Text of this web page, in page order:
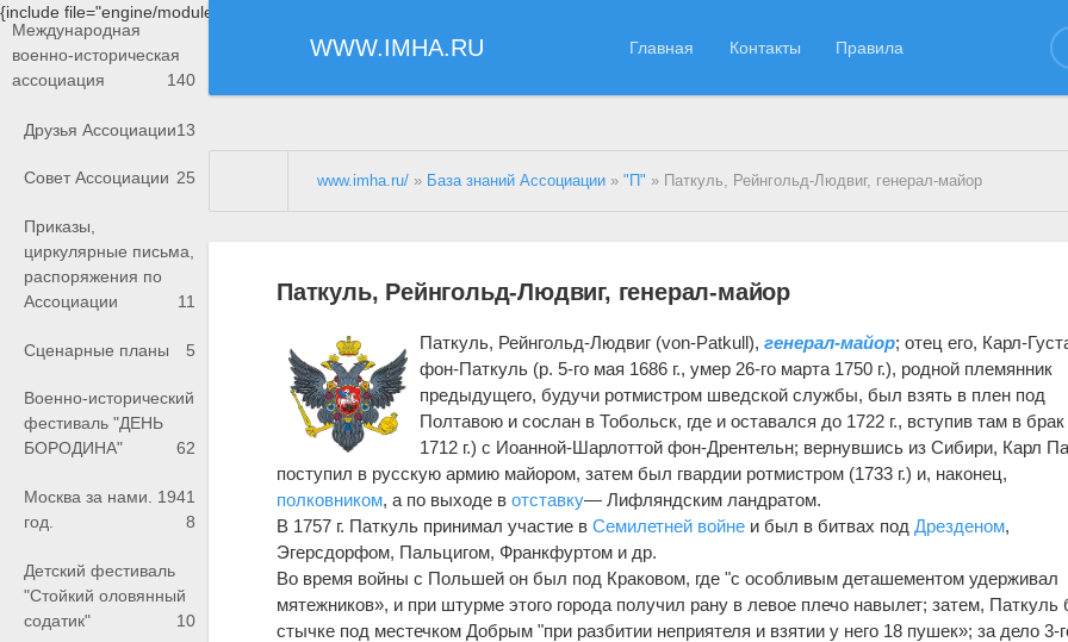
{include file="engine/modules/saperu/head.php"}
WWW.IMHA.RU Главная Контакты Правила
Международная
военно-историческая
ассоциация
140
Друзья Ассоциации13
Совет Ассоциации 25
Приказы,
циркулярные письма,
распоряжения по
Ассоциации
11
Сценарные планы 5
Военно-исторический
фестиваль "ДЕНЬ
БОРОДИНА"
62
Москва за нами. 1941
год.
8
Детский фестиваль
"Стойкий оловянный
содатик"
10
www.imha.ru/ » База знаний Ассоциации »"П" » Паткуль, Рейнгольд-Людвиг, генерал-майор
Паткуль, Рейнгольд-Людвиг, генерал-майор
Паткуль, Рейнгольд-Людвиг (von-Patkull),генерал-майор; отец его, Карл-
фон-Паткуль (р. 5-го мая 1686 г., умер 26-го марта 1750 г.), родной племянник
предыдущего, будучи ротмистром шведской службы, был взять в плен под
Полтавою и сослан в Тобольск, где и оставался до 1722 г., вступив там в
1712 г.) с Иоанной-Шарлоттой фон-Дрентельн; вернувшись из Сибири, Карл
поступил в русскую армию майором, затем был гвардии ротмистром (1733 г.) и, наконец,
полковником, а по выходе вотставку— Лифляндским ландратом.
В 1757 г. Паткуль принимал участие вСемилетней войне и был в битвах подДрезденом,
Эгерсдорфом, Пальцигом, Франкфуртом и др.
Во время войны с Польшей он был под Краковом, где "с особливым деташементом удерживал
мятежников», и при штурме этого города получил рану в левое плечо навылет; затем, Паткуль
стычке под местечком Добрым "при разбитии неприятеля и взятии у него 18 пушек»; за дело 3-